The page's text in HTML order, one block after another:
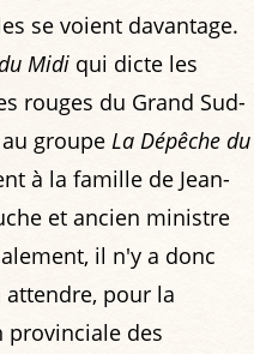
se voient davantage.
Midi qui dicte les
rouges du Grand Sud-
groupe La Dépêche du
à la famille de Jean-
et ancien ministre
il n'y a donc
pour la
provinciale des